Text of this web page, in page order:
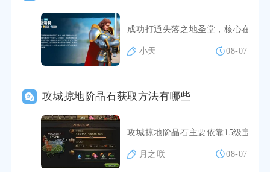
成功打通失落之地圣堂，核心在于
小天 08-07
攻城掠地阶晶石获取方法有哪些
攻城掠地阶晶石主要依靠15级宝石
月之咲 08-07